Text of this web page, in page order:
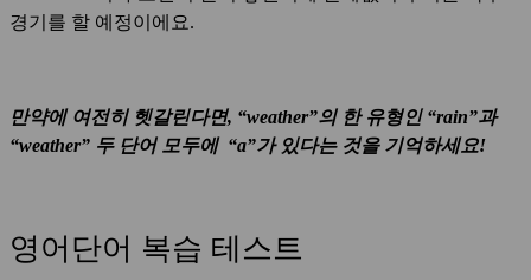
경기를 할 예정이에요.
만약에 여전히 헷갈린다면, “weather”의 한 유형인 “rain”과
“weather” 두 단어 모두에 “a”가 있다는 것을 기억하세요!
영어단어 복습 테스트